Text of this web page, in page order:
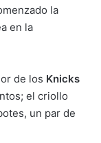
la
en la
de los Knicks
el criollo
un par de